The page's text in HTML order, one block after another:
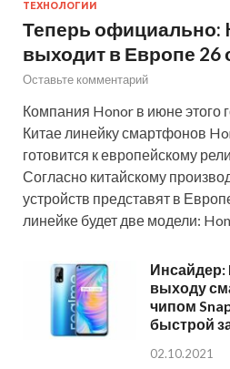
ТЕХНОЛОГИИ
Теперь официально:
выходит в Европе 26
Оставьте комментарий
Компания Honor в июне этого
Китае линейку смартфонов
готовится к европейскому
Согласно китайскому
устройств представят в
линейке будет две модели:
Инсайдер:
выходу
чипом
быстрой
02.10.2021